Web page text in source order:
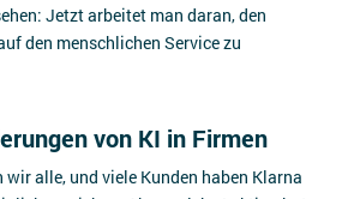
Jetzt arbeitet man daran, den
den menschlichen Service zu
von KI in Firmen
wir alle, und viele Kunden haben Klarna